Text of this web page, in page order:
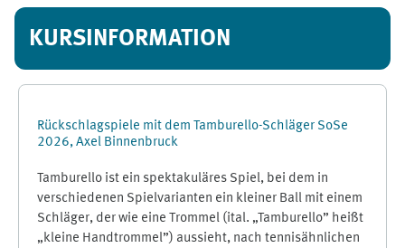
KURSINFORMATION
Rückschlagspiele mit dem Tamburello-Schläger SoSe
2026, Axel Binnenbruck
Tamburello ist ein spektakuläres Spiel, bei dem in
verschiedenen Spielvarianten ein kleiner Ball mit einem
Schläger, der wie eine Trommel (ital. „Tamburello” heißt
„kleine Handtrommel”) aussieht, nach tennisähnlichen